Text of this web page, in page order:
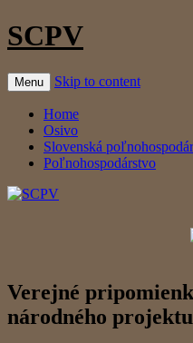
SCPV
Menu Skip to content
Home
Osivo
Slovenská
Poľnohospodárstvo
Verejné
národného